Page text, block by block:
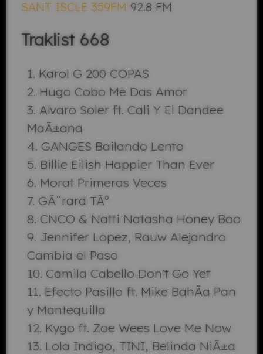
SANT ISCLE 359FM 92.8 FM
Traklist 668
Karol G 200 COPAS
Hugo Cobo Me Das Amor
Alvaro Soler ft. Cali Y El Dandee
MaÃ±ana
GANGES Bailando Lento
Billie Eilish Happier Than Ever
Morat Primeras Veces
GÃ¨rard TÃº
CNCO & Natti Natasha Honey Boo
Jennifer Lopez, Rauw Alejandro
Cambia el Paso
Camila Cabello Don't Go Yet
Efecto Pasillo ft. Mike BahÃ­a Pan
y Mantequilla
Kygo ft. Zoe Wees Love Me Now
Lola Indigo, TINI, Belinda NiÃ±a